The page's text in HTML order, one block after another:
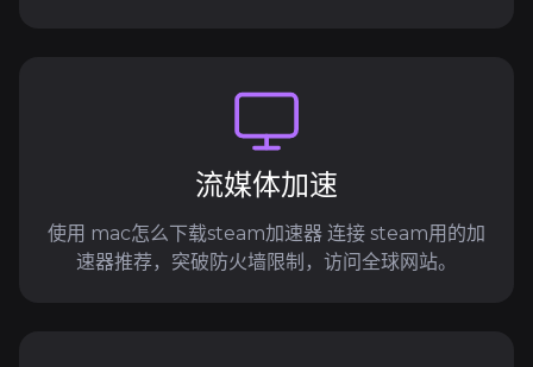
流媒体加速
使用 mac怎么下载steam加速器 连接 steam用的加
速器推荐，突破防火墙限制，访问全球网站。